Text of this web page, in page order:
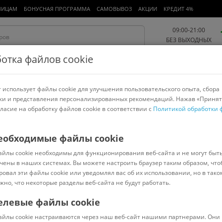
БОНУСНАЯ ПРОГРАММА САМОВЫВОЗ АКЦИИ КРЕДИТ 4%
09:00-21:00
БЕЗ ВЫХОДНЫХ
Работа и офис Авто и мото Детям и мамам Красота и
спорт
Код: 2621802
файлов cookie
файлы cookie для улучшения пользовательского опыта, сбора
и представления персонализированных рекомендаций. Нажав
на обработку файлов cookie в соответствии с Политикой обработки
файлы cookie
cookie необходимы для функционирования веб-сайта и не могут
в наших системах. Вы можете настроить браузер таким образом,
эти файлы cookie или уведомлял вас об их использовании, но в
что некоторые разделы веб-сайта не будут работать.
файлы cookie
cookie настраиваются через наш веб-сайт нашими партнерами. Они